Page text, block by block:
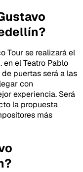
Tour se realizará el
el Teatro Pablo
puertas será a las
con
experiencia. Será
la propuesta
más